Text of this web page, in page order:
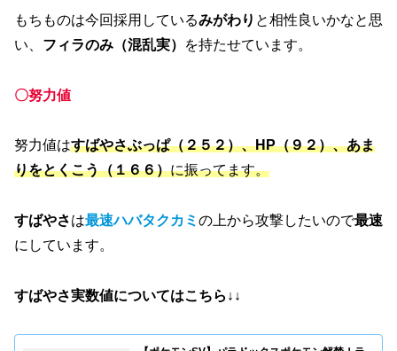
もちものは今回採用しているみがわり と相性良いかなと思
い、 フィラのみ（混乱実） を持たせています。
〇努力値
努力値はすばやさぶっぱ（２５２）、HP（９２）、あま
りをとくこう（１６６）に振ってます。
すばやさは最速ハバタクカミ の上から攻撃したいので最速
にしています。
すばやさ実数値についてはこちら↓↓